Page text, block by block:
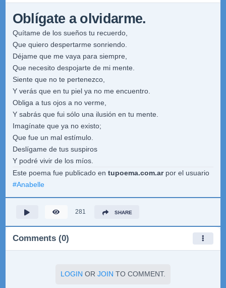
Oblígate a olvidarme.
Quítame de los sueños tu recuerdo,
Que quiero despertarme sonriendo.
Déjame que me vaya para siempre,
Que necesito despojarte de mi mente.
Siente que no te pertenezco,
Y verás que en tu piel ya no me encuentro.
Obliga a tus ojos a no verme,
Y sabrás que fui sólo una ilusión en tu mente.
Imagínate que ya no existo;
Que fue un mal estímulo.
Deslígame de tus suspiros
Y podré vivir de los míos.
Este poema fue publicado en tupoema.com.arpor el usuario
#Anabelle
281 SHARE
Comments (0)
LOGIN OR JOIN TO COMMENT.